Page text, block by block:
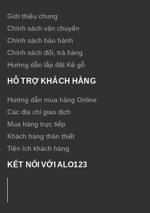
Giới thiệu chung
Chính sách vận chuyển
Chính sách bảo hành
Chính sách đổi, trả hàng
Hướng dẫn lắp đặt Kệ gỗ
HỖ TRỢ KHÁCH HÀNG
Hướng dẫn mua hàng Online
Các địa chỉ giao dịch
Mua hàng trực tiếp
Khách hàng thân thiết
Tiện ích khách hàng
KẾT NỐI VỚI ALO123